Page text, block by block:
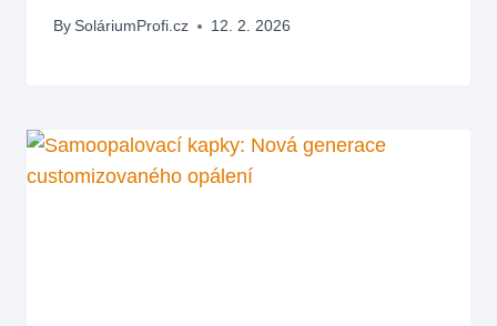
By SoláriumProfi.cz 12. 2. 2026